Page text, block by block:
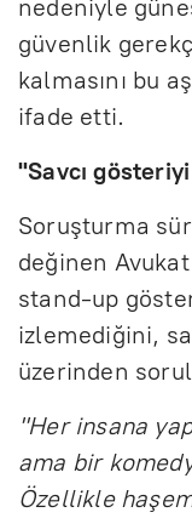
nedeniyle güneş
güvenlik
kalmasını bu
ifade etti.
"Savcı
Soruşturma
değinen
stand-up
izlemediğini,
üzerinden
"Her insana
ama bir
Özellikle